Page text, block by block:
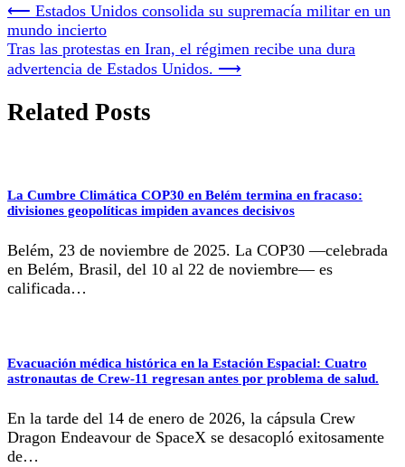
⟵ Estados Unidos consolida su supremacía militar en un
mundo incierto
Tras las protestas en Iran, el régimen recibe una dura
advertencia de Estados Unidos. ⟶
Related Posts
La Cumbre Climática COP30 en Belém termina en fracaso:
divisiones geopolíticas impiden avances decisivos
Belém, 23 de noviembre de 2025. La COP30 —celebrada
en Belém, Brasil, del 10 al 22 de noviembre— es
calificada…
Evacuación médica histórica en la Estación Espacial: Cuatro
astronautas de Crew-11 regresan antes por problema de salud.
En la tarde del 14 de enero de 2026, la cápsula Crew
Dragon Endeavour de SpaceX se desacopló exitosamente
de…